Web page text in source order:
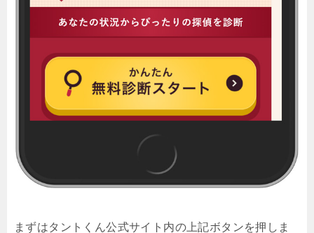
まずはタントくん公式サイト内の上記ボタンを押しま